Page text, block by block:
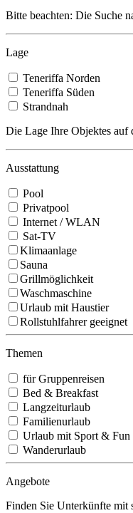
Bitte beachten: Die Suche
Lage
Teneriffa Norden
Teneriffa Süden
Strandnah
Die Lage Ihre Objektes auf
Ausstattung
Pool
Privatpool
Internet / WLAN
Sat-TV
Klimaanlage
Sauna
Grillmöglichkeit
Waschmaschine
Urlaub mit Haustier
Rollstuhlfahrer geeignet
Themen
für Gruppenreisen
Bed & Breakfast
Langzeiturlaub
Familienurlaub
Urlaub mit Sport & Fun
Wanderurlaub
Angebote
Finden Sie Unterkünfte mit